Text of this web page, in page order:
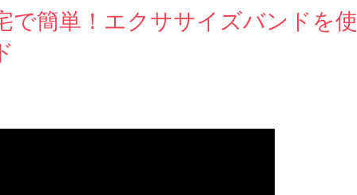
で簡単！エクササイズバンドを使